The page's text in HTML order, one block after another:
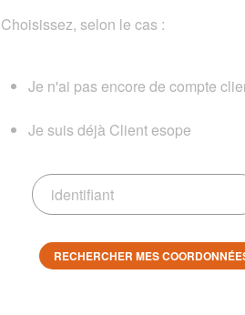
Choisissez, selon le cas :
Je n'ai pas encore de compte
Je suis déjà Client esope
RECHERCHER MES